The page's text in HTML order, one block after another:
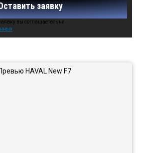
заявку
вы соглашаетесь на